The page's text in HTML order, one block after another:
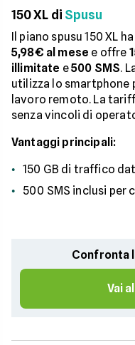
150 XL di Spusu
Il piano spusu 150 XL
5,98€ al mese e offre
illimitate e500 SMS.
utilizza lo smartphone
lavoro remoto. La
senza vincoli di
Vantaggi principali:
150 GB di traffico
500 SMS inclusi per
Confronta
Vai